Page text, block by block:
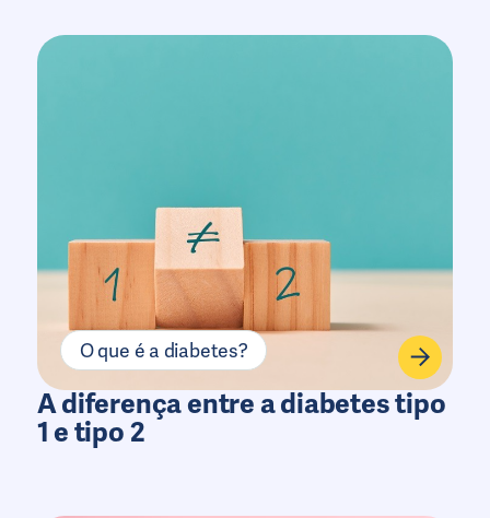
O que é a diabetes?
A diferença entre a diabetes tipo
1 e tipo 2